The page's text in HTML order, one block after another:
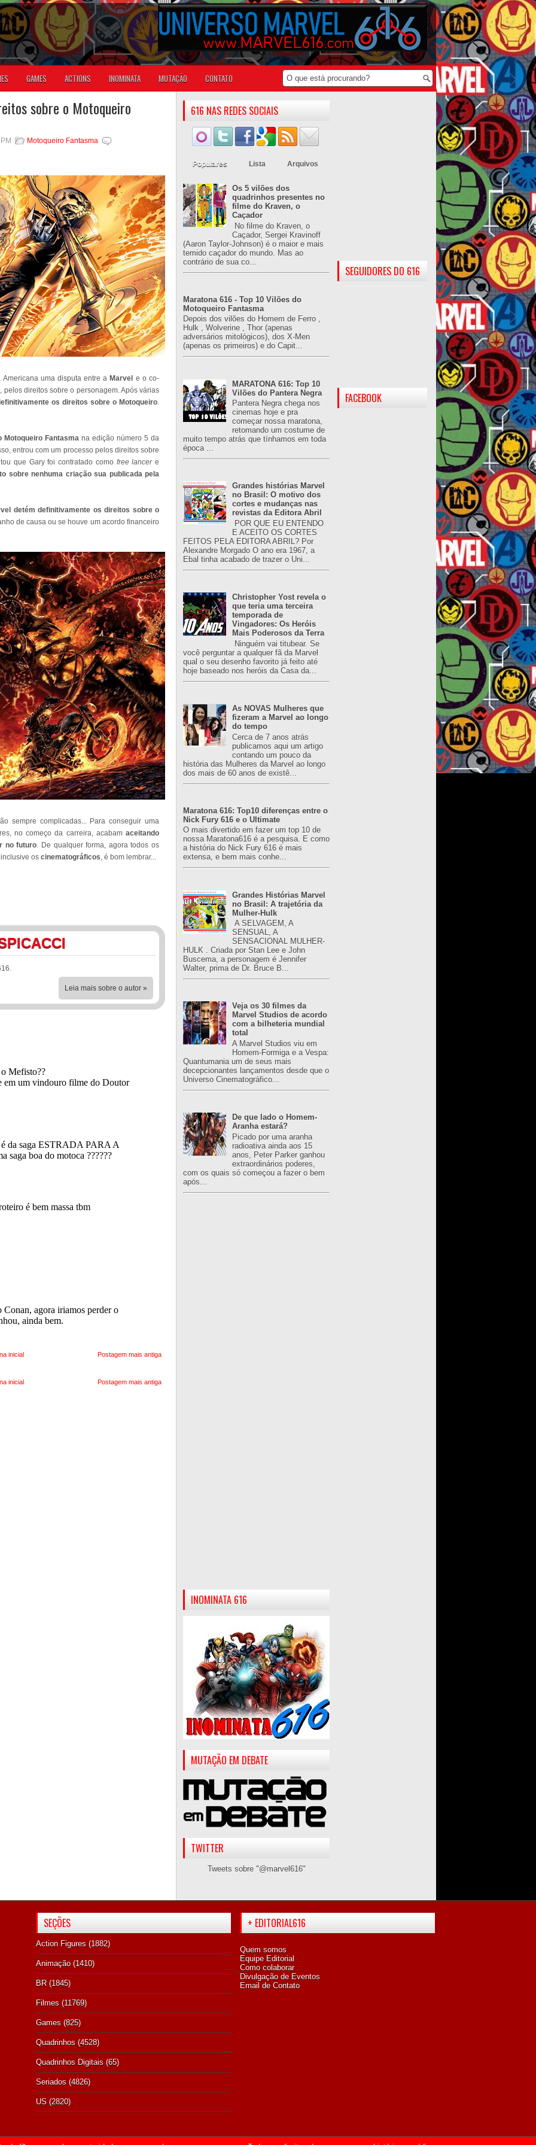
GAMES ACTIONS INOMINATA MUTAÇÃO CONTATO
sobre o Motoqueiro
Motoqueiro Fantasma
uma disputa entre a Marvel e o co-
, pelos direitos sobre o personagem. Após várias
os direitos sobre o Motoqueiro.
Motoqueiro Fantasma na edição número 5 da
entrou com um processo pelos direitos sobre
que Gary foi contratado como free lancere
sobre nenhuma criação sua publicada pela
detém definitivamente os direitos sobre o
de causa ou se houve um acordo financeiro
sempre complicadas... Para conseguir uma
no começo da carreira, acabam aceitando
no futuro. De qualquer forma, agora todos os
os cinematográficos, é bom lembrar...
Leia mais sobre o autor »
Postagem mais antiga
inicial
Postagem mais antiga
inicial
616 NAS REDES SOCIAIS
Populares Lista Arquivos
Os 5 vilões dos
quadrinhos presentes no
filme do Kraven, o
Caçador
No filme do Kraven, o
Caçador, Sergei Kravinoff
(Aaron Taylor-Johnson) é o maior e mais
temido caçador do mundo. Mas ao
contrário de sua co...
Maratona 616 - Top 10 Vilões do
Motoqueiro Fantasma
Depois dos vilões do Homem de Ferro ,
Hulk , Wolverine , Thor (apenas
adversários mitológicos), dos X-Men
(apenas os primeiros) e do Capit...
MARATONA 616: Top 10
Vilões do Pantera Negra
Pantera Negra chega nos
cinemas hoje e pra
começar nossa maratona,
retomando um costume de
muito tempo atrás que tínhamos em toda
época ...
Grandes histórias Marvel
no Brasil: O motivo dos
cortes e mudanças nas
revistas da Editora Abril
POR QUE EU ENTENDO
E ACEITO OS CORTES
FEITOS PELA EDITORA ABRIL? Por
Alexandre Morgado O ano era 1967, a
Ebal tinha acabado de trazer o Uni...
Christopher Yost revela o
que teria uma terceira
temporada de
Vingadores: Os Heróis
Mais Poderosos da Terra
Ninguém vai titubear. Se
você perguntar a qualquer fã da Marvel
qual o seu desenho favorito já feito até
hoje baseado nos heróis da Casa da...
As NOVAS Mulheres que
fizeram a Marvel ao longo
do tempo
Cerca de 7 anos atrás
publicamos aqui um artigo
contando um pouco da
história das Mulheres da Marvel ao longo
dos mais de 60 anos de existê...
Maratona 616: Top10 diferenças entre o
Nick Fury 616 e o Ultimate
O mais divertido em fazer um top 10 de
nossa Maratona616 é a pesquisa. E como
a história do Nick Fury 616 é mais
extensa, e bem mais conhe...
Grandes Histórias Marvel
no Brasil: A trajetória da
Mulher-Hulk
A SELVAGEM, A
SENSUAL, A
SENSACIONAL MULHER-
HULK . Criada por Stan Lee e John
Buscema, a personagem é Jennifer
Walter, prima de Dr. Bruce B...
Veja os 30 filmes da
Marvel Studios de acordo
com a bilheteria mundial
total
A Marvel Studios viu em
Homem-Formiga e a Vespa:
Quantumania um de seus mais
decepcionantes lançamentos desde que o
Universo Cinematográfico...
De que lado o Homem-
Aranha estará?
Picado por uma aranha
radioativa ainda aos 15
anos, Peter Parker ganhou
extraordinários poderes,
com os quais só começou a fazer o bem
após...
INOMINATA 616
MUTAÇÃO EM DEBATE
TWITTER
Tweets sobre "@marvel616"
SEGUIDORES DO 616
FACEBOOK
SEÇÕES
Action Figures (1882)
Animação (1410)
BR (1845)
Filmes (11769)
Games (825)
Quadrinhos (4528)
Quadrinhos Digitais (65)
Seriados (4826)
US (2820)
+ EDITORIAL616
Quem somos
Equipe Editorial
Como colaborar
Divulgação de Eventos
Email de Contato